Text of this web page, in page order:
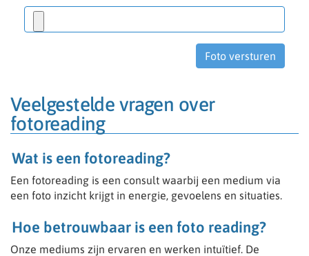
Veelgestelde vragen over
fotoreading
Wat is een fotoreading?
Een fotoreading is een consult waarbij een medium via
een foto inzicht krijgt in energie, gevoelens en situaties.
Hoe betrouwbaar is een foto reading?
Onze mediums zijn ervaren en werken intuïtief. De